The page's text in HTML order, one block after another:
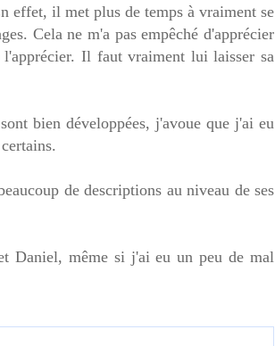
effet, il met plus de temps à vraiment se
Cela ne m'a pas empêché d'apprécier
Il faut vraiment lui laisser sa
bien développées, j'avoue que j'ai eu
de descriptions au niveau de ses
Daniel, même si j'ai eu un peu de mal